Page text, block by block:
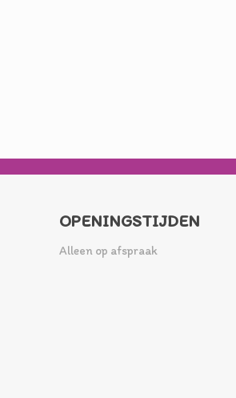
OPENINGSTIJDEN
Alleen op afspraak